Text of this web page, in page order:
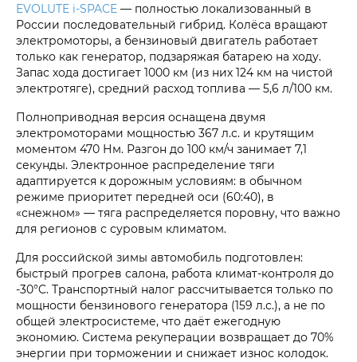
EVOLUTE i‑SPACE — полностью локализованный в
России последовательный гибрид. Колёса вращают
электромоторы, а бензиновый двигатель работает
только как генератор, подзаряжая батарею на ходу.
Запас хода достигает 1000 км (из них 124 км на чистой
электротяге), средний расход топлива — 5,6 л/100 км.
Полноприводная версия оснащена двумя
электромоторами мощностью 367 л.с. и крутящим
моментом 470 Нм. Разгон до 100 км/ч занимает 7,1
секунды. Электронное распределение тяги
адаптируется к дорожным условиям: в обычном
режиме приоритет передней оси (60:40), в
«снежном» — тяга распределяется поровну, что важно
для регионов с суровым климатом.
Для российской зимы автомобиль подготовлен:
быстрый прогрев салона, работа климат-контроля до
-30°C. Транспортный налог рассчитывается только по
мощности бензинового генератора (159 л.с.), а не по
общей электросистеме, что даёт ежегодную
экономию. Система рекуперации возвращает до 70%
энергии при торможении и снижает износ колодок.